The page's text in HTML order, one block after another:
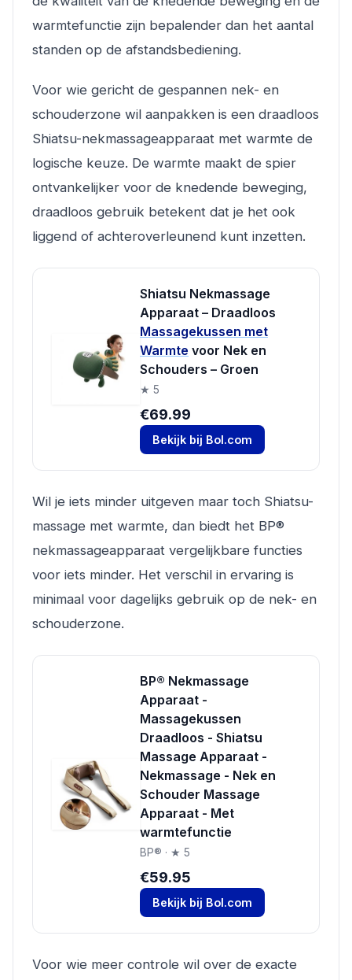
warmtefunctie zijn bepalender dan het aantal
standen op de afstandsbediening.
Voor wie gericht de gespannen nek- en
schouderzone wil aanpakken is een draadloos
Shiatsu-nekmassageapparaat met warmte de
logische keuze. De warmte maakt de spier
ontvankelijker voor de knedende beweging,
draadloos gebruik betekent dat je het ook
liggend of achteroverleunend kunt inzetten.
Shiatsu Nekmassage
Apparaat – Draadloos
Massagekussen met
Warmte voor Nek en
Schouders – Groen
★ 5
€69.99
Bekijk bij Bol.com
Wil je iets minder uitgeven maar toch Shiatsu-
massage met warmte, dan biedt het BP®
nekmassageapparaat vergelijkbare functies
voor iets minder. Het verschil in ervaring is
minimaal voor dagelijks gebruik op de nek- en
schouderzone.
BP® Nekmassage
Apparaat -
Massagekussen
Draadloos - Shiatsu
Massage Apparaat -
Nekmassage - Nek en
Schouder Massage
Apparaat - Met
warmtefunctie
BP® · ★ 5
€59.95
Bekijk bij Bol.com
Voor wie meer controle wil over de exacte